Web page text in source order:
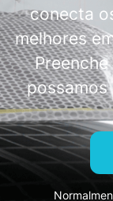
conecta
melhores